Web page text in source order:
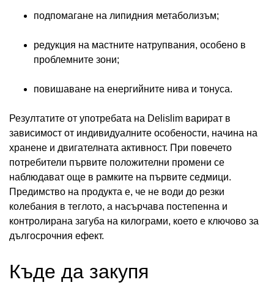
подпомагане на липидния метаболизъм;
редукция на мастните натрупвания, особено в
проблемните зони;
повишаване на енергийните нива и тонуса.
Резултатите от употребата на Delislim варират в
зависимост от индивидуалните особености, начина на
хранене и двигателната активност. При повечето
потребители първите положителни промени се
наблюдават още в рамките на първите седмици.
Предимство на продукта е, че не води до резки
колебания в теглото, а насърчава постепенна и
контролирана загуба на килограми, което е ключово за
дългосрочния ефект.
Къде да закупя